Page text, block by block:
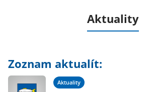
Aktuality
Zoznam aktualít:
Aktuality